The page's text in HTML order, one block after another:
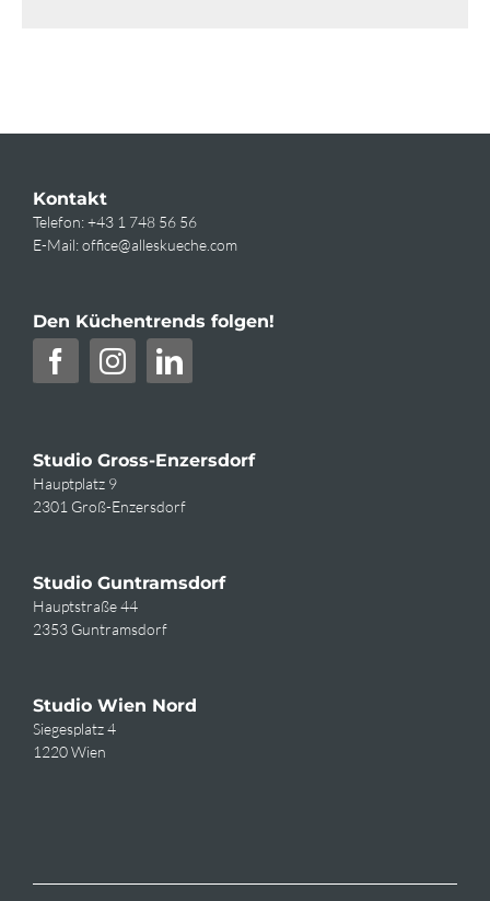
Kontakt
Telefon:+43 1 748 56 56
E-Mail:office@alleskueche.com
Den Küchentrends folgen!
Studio Gross-Enzersdorf
Hauptplatz 9
2301 Groß-Enzersdorf
Studio Guntramsdorf
Hauptstraße 44
2353 Guntramsdorf
Studio Wien Nord
Siegesplatz 4
1220 Wien